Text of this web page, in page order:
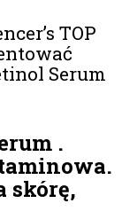
TOP
Serum
.
skórę,